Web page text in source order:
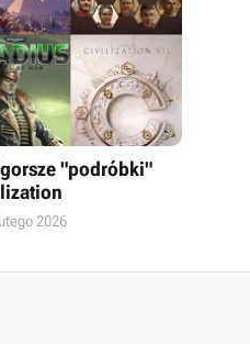
"podróbki"
2026